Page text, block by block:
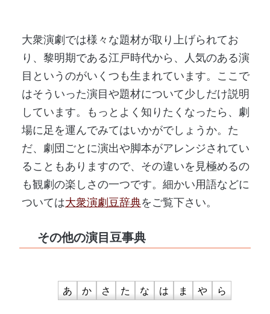
大衆演劇では様々な題材が取り上げられてお
り、黎明期である江戸時代から、人気のある演
目というのがいくつも生まれています。ここで
はそういった演目や題材について少しだけ説明
しています。もっとよく知りたくなったら、劇
場に足を運んでみてはいかがでしょうか。た
だ、劇団ごとに演出や脚本がアレンジされてい
ることもありますので、その違いを見極めるの
も観劇の楽しさの一つです。細かい用語などに
ついては大衆演劇豆辞典をご覧下さい。
その他の演目豆事典
あ か さ た な は ま や ら